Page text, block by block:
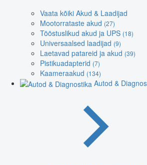
Vaata kõiki Akud & Laadijad
Mootorrataste akud (27)
Tööstuslikud akud ja UPS (18)
Universaalsed laadijad (9)
Laetavad patareid ja akud (39)
Pistikuadapterid (7)
Kaameraakud (134)
Autod &